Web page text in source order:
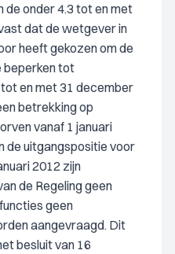
de onder 4.3 tot en met
dat de wetgever in
heeft gekozen om de
beperken tot
en met 31 december
betrekking op
vanaf 1 januari
de uitgangspositie voor
2012 zijn
de Regeling geen
geen
aangevraagd. Dit
besluit van 16